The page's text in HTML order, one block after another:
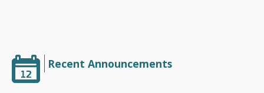
Recent Announcements